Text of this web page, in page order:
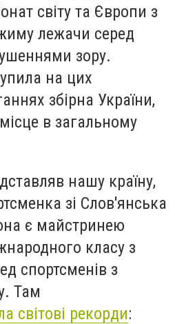
світу та Європи з
лежачи серед
зору.
на цих
збірна України,
в загальному
нашу країну,
зі Слов'янська
є майстринею
класу з
спортсменів з
Там
світові рекорди: